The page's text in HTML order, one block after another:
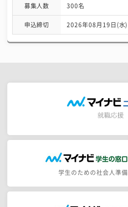
募集人数 300名
申込締切 2026年08月19日(水
学生のための社会人準